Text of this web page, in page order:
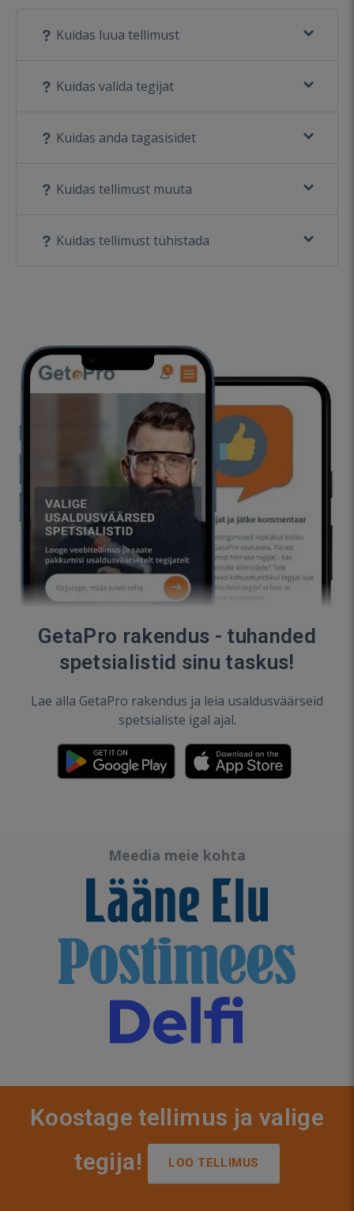
Kuidas luua tellimust
Kuidas valida tegijat
Kuidas anda tagasisidet
Kuidas tellimust muuta
Kuidas tellimust tühistada
GetaPro rakendus - tuhanded
spetsialistid sinu taskus!
Lae alla GetaPro rakendus ja leia usaldusväärseid
spetsialiste igal ajal.
Meedia meie kohta
Koostage tellimus ja valige
tegija!
LOO TELLIMUS